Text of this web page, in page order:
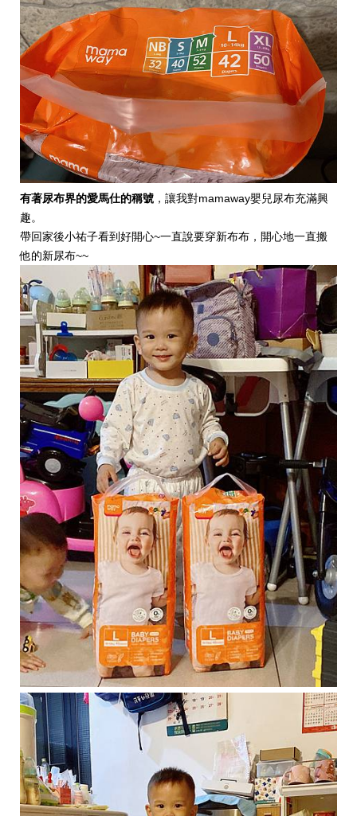
有著尿布界的愛馬仕的稱號 ，讓我對mamaway嬰兒尿布充滿興
趣。
帶回家後小祐子看到好開心~一直說要穿新布布，開心地一直搬
他的新尿布~~